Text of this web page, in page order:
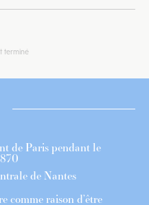
terminé
de Paris pendant le
de Nantes
comme raison d’être